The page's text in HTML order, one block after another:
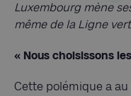
Luxembourg mène
même de la Ligne
« Nous choisissons
Cette polémique a